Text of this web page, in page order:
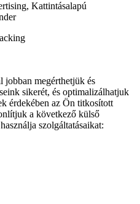
Kattintásalapú
jobban megérthetjük és
sikerét, és optimalizálhatjuk
érdekében az Ön titkosított
a következő külső
szolgáltatásaikat: